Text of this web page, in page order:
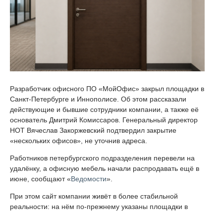
Разработчик офисного ПО «МойОфис» закрыл площадки в
Санкт-Петербурге и Иннополисе. Об этом рассказали
действующие и бывшие сотрудники компании, а также её
основатель Дмитрий Комиссаров. Генеральный директор
НОТ Вячеслав Закоржевский подтвердил закрытие
«нескольких офисов», не уточнив адреса.
Работников петербургского подразделения перевели на
удалёнку, а офисную мебель начали распродавать ещё в
июне, сообщают «Ведомости».
При этом сайт компании живёт в более стабильной
реальности: на нём по-прежнему указаны площадки в